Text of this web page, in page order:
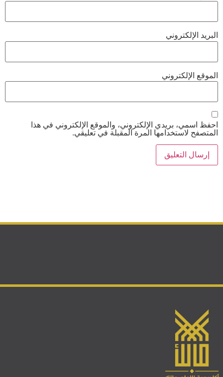
البريد الإلكتروني
الموقع الإلكتروني
احفظ اسمي، بريدي الإلكتروني، والموقع الإلكتروني في هذا
المتصفح لاستخدامها المرة المقبلة في تعليقي.